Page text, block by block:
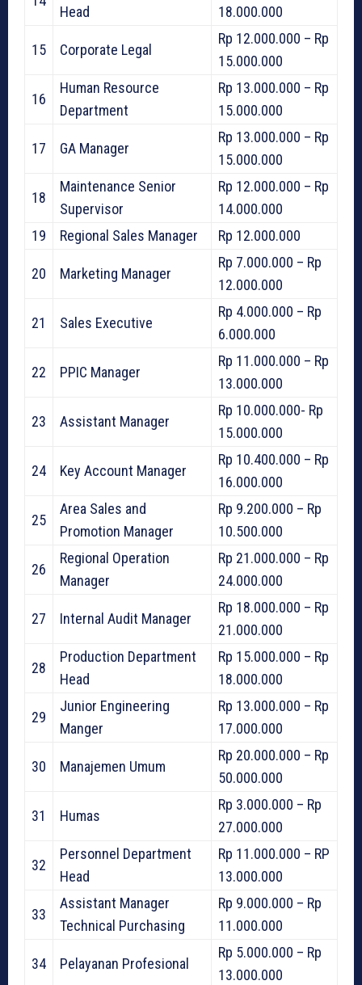
Head 18.000.000
15 Corporate Legal
Rp 12.000.000 – Rp
15.000.000
16
Human Resource
Department
Rp 13.000.000 – Rp
15.000.000
17 GA Manager
Rp 13.000.000 – Rp
15.000.000
18
Maintenance Senior
Supervisor
Rp 12.000.000 – Rp
14.000.000
19
Regional Sales Manager Rp 12.000.000
20 Marketing Manager
Rp 7.000.000 – Rp
12.000.000
21 Sales Executive
Rp 4.000.000 – Rp
6.000.000
22 PPIC Manager
Rp 11.000.000 – Rp
13.000.000
23 Assistant Manager
Rp 10.000.000- Rp
15.000.000
24 Key Account Manager
Rp 10.400.000 – Rp
16.000.000
25
Area Sales and
Promotion Manager
Rp 9.200.000 – Rp
10.500.000
26
Regional Operation
Manager
Rp 21.000.000 – Rp
24.000.000
27 Internal Audit Manager
Rp 18.000.000 – Rp
21.000.000
28
Production Department
Head
Rp 15.000.000 – Rp
18.000.000
29
Junior Engineering
Manger
Rp 13.000.000 – Rp
17.000.000
30 Manajemen Umum
Rp 20.000.000 – Rp
50.000.000
31 Humas
Rp 3.000.000 – Rp
27.000.000
32
Personnel Department
Head
Rp 11.000.000 – RP
13.000.000
33
Assistant Manager
Technical Purchasing
Rp 9.000.000 – Rp
11.000.000
34 Pelayanan Profesional
Rp 5.000.000 – Rp
13.000.000